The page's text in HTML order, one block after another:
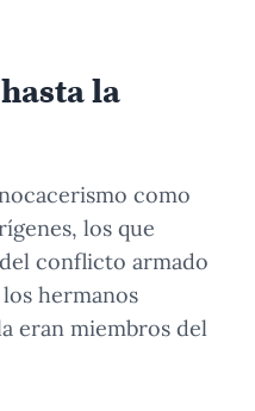
la
como
los que
conflicto armado
hermanos
eran miembros del